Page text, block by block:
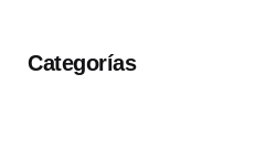
Categorías